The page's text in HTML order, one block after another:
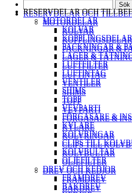
Sök
RESERVDELAR OCH
MOTORDELAR
KOLVAR
KOPPLINGSDELAR
PACKNINGAR &
LAGER &
LUFTFILTER
LUFTINTAG
VENTILER
SHIMS
TOPP
VEVPARTI
FÖRGASARE &
KYLARE
KOLVRINGAR
CLIPS TILL
KOLVBULTAR
OLJEFILTER
DREV OCH KEDJOR
FRAMDREV
BAKDREV
RESERVDELAR OCH
MOTORDELAR
KOLVAR
KOPPLINGSDELAR
PACKNINGAR &
LAGER &
LUFTFILTER
LUFTINTAG
VENTILER
SHIMS
TOPP
VEVPARTI
FÖRGASARE &
KYLARE
KOLVRINGAR
CLIPS TILL
KOLVBULTAR
OLJEFILTER
DREV OCH KEDJOR
FRAMDREV
BAKDREV